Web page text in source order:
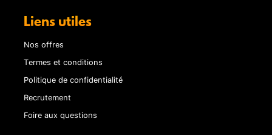
Liens utiles
Nos offres
Termes et conditions
Politique de confidentialité
Recrutement
Foire aux questions